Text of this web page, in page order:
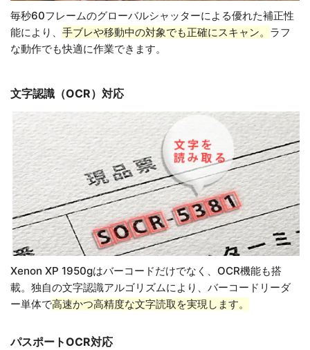
毎秒60フレームのグローバルシャッターによる優れた補正性
能により、 手ブレや移動中の対象でも正確にスキャン。 ラフ
な動作でも快適に作業できます。
文字認識（OCR）対応
Xenon XP 1950gはバーコードだけでなく、OCR機能も搭
載。独自の文字認識アルゴリズムにより、バーコードリーダ
ー単体で高速かつ高精度な文字読取を実現します。
パスポートOCR対応